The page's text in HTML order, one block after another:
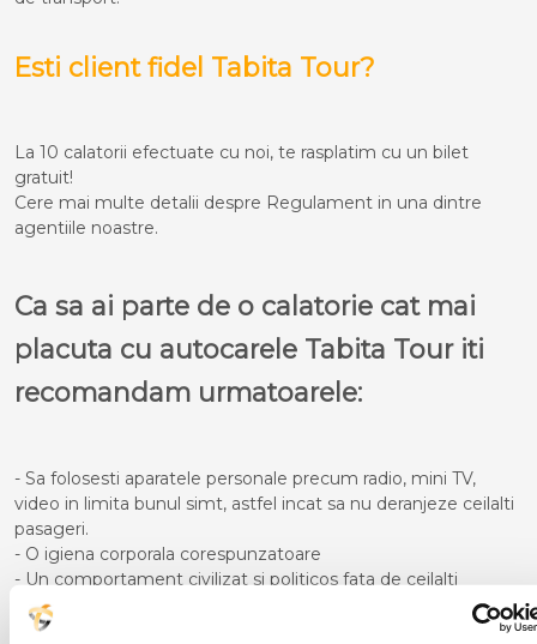
Esti client fidel Tabita Tour?
La 10 calatorii efectuate cu noi, te rasplatim cu un bilet
gratuit!
Cere mai multe detalii despre Regulament in una dintre
agentiile noastre.
Ca sa ai parte de o calatorie cat mai
placuta cu autocarele Tabita Tour iti
recomandam urmatoarele:
- Sa folosesti aparatele personale precum radio, mini TV,
video in limita bunul simt, astfel incat sa nu deranjeze ceilalti
pasageri.
- O igiena corporala corespunzatoare
- Un comportament civilizat si politicos fata de ceilalti
participanti la calatorie
- Pe timpul cursei sa nu te deplasezi in picioare in interiorul